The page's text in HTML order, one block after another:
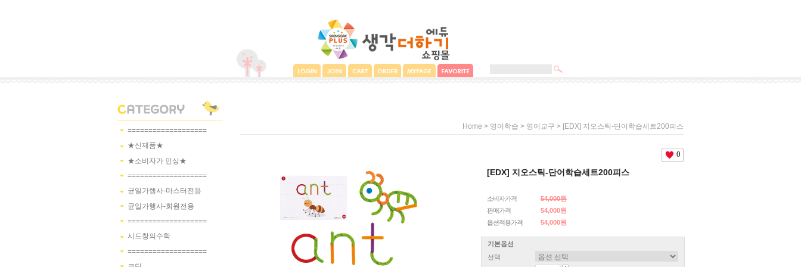
===================
★신제품★
★소비자가 인상★
===================
균일가행사-마스터전용
균일가행사-회원전용
===================
시드창의수학
===================
Home > 영어학습 > 영어교구 > [EDX] 지오스틱-단어학습세트200피스
0
[EDX] 지오스틱-단어학습세트200피스
소비자가격
54,000원
판매가격
54,000원
옵션적용가격
54,000원
기본옵션
선택